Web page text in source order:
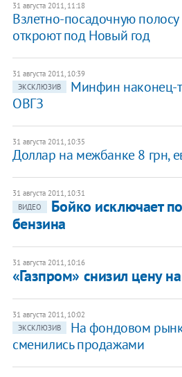
31 августа 2011, 11:18
Взлетно-посадочную
откроют под Новый год
31 августа 2011, 10:39
ЭКСКЛЮЗИВ
Минфин наконец-
ОВГЗ
31 августа 2011, 10:35
Доллар на межбанке 8 грн,
31 августа 2011, 10:31
ВИДЕО
Бойко исключает
бензина
31 августа 2011, 10:16
«Газпром» снизил цену
31 августа 2011, 10:02
ЭКСКЛЮЗИВ
На фондовом
сменились продажами